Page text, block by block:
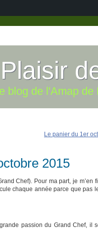
blog de l'Amap de
Le panier du 1er
2015
Chef). Pour ma part, je m’en
chaque année parce que pas
passion du Grand Chef, il